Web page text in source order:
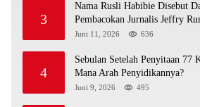
3
Nama Rusli Habibie Disebut
Pembacokan Jurnalis Jeffry
Juni 11, 2026 636
4
Sebulan Setelah Penyitaan 77
Mana Arah Penyidikannya?
Juni 9, 2026 495